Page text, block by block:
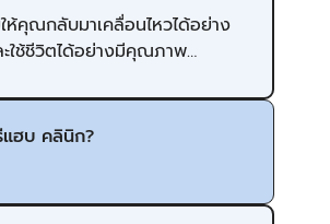
ห้คุณกลับมาเคลื่อนไหวได้อย่าง
ใช้ชีวิตได้อย่างมีคุณภาพ…
แฮบ คลินิก?